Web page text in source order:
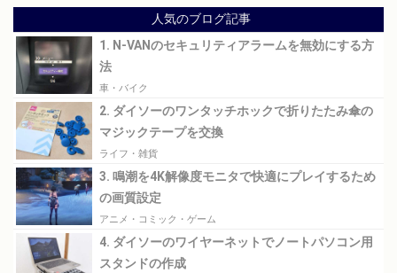
人気のブログ記事
1. N-VANのセキュリティアラームを無効にする方
法
車・バイク
2. ダイソーのワンタッチホックで折りたたみ傘の
マジックテープを交換
ライフ・雑貨
3. 鳴潮を4K解像度モニタで快適にプレイするため
の画質設定
アニメ・コミック・ゲーム
4. ダイソーのワイヤーネットでノートパソコン用
スタンドの作成